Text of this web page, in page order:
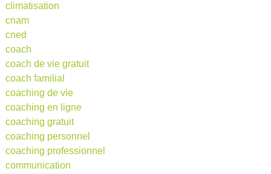
climatisation
cnam
cned
coach
coach de vie gratuit
coach familial
coaching de vie
coaching en ligne
coaching gratuit
coaching personnel
coaching professionnel
communication